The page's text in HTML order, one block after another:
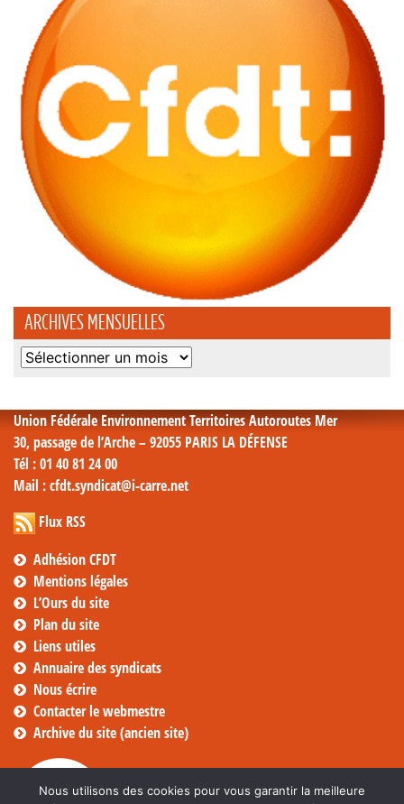
ARCHIVES MENSUELLES
Archives
Union Fédérale Environnement Territoires Autoroutes Mer
30, passage de l’Arche – 92055 PARIS LA DÉFENSE
Tél : 01 40 81 24 00
Mail : cfdt.syndicat@i-carre.net
Flux RSS
Adhésion CFDT
Mentions légales
L’Ours du site
Plan du site
Liens utiles
Annuaire des syndicats
Nous écrire
Contacter le webmestre
Archive du site (ancien site)
Nous utilisons des cookies pour vous garantir la meilleure